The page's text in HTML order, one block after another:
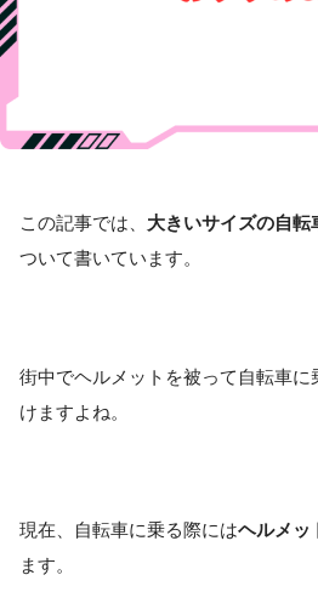
この記事では、 大きいサイズの自
ついて書いています。
街中でヘルメットを被って自転車
けますよね。
現在、自転車に乗る際にはヘルメッ
ます。